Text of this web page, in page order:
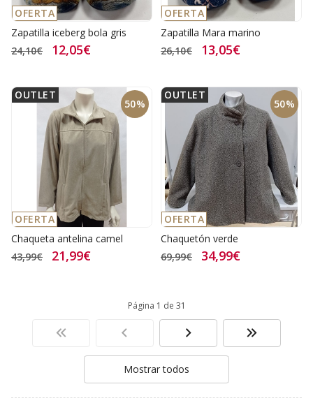
OFERTA
Zapatilla iceberg bola gris
24,10€
12,05€
OFERTA
Zapatilla Mara marino
26,10€
13,05€
50%
OFERTA
OUTLET
Chaqueta antelina camel
43,99€
21,99€
50%
OFERTA
OUTLET
Chaquetón verde
69,99€
34,99€
Página 1 de 31
Mostrar todos